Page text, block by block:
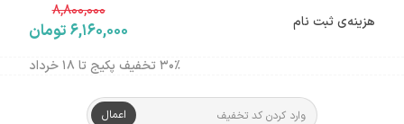
هزینه‌ی ثبت نام
۸,۸۰۰,۰۰۰
۶,۱۶۰,۰۰۰ تومان
۳۰٪ تخفیف پکیج تا ۱۸ خرداد
اعمال